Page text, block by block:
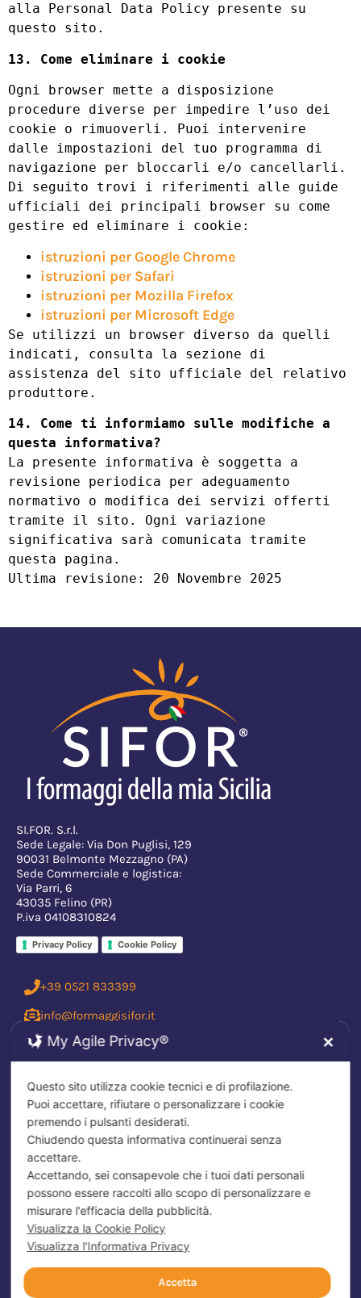
alla Personal Data Policy presente su
questo sito.
13. Come eliminare i cookie
Ogni browser mette a disposizione
procedure diverse per impedire l’uso dei
cookie o rimuoverli. Puoi intervenire
dalle impostazioni del tuo programma di
navigazione per bloccarli e/o cancellarli.
Di seguito trovi i riferimenti alle guide
ufficiali dei principali browser su come
gestire ed eliminare i cookie:
istruzioni per Google Chrome
istruzioni per Safari
istruzioni per Mozilla Firefox
istruzioni per Microsoft Edge
Se utilizzi un browser diverso da quelli
indicati, consulta la sezione di
assistenza del sito ufficiale del relativo
produttore.
14. Come ti informiamo sulle modifiche a
questa informativa?
La presente informativa è soggetta a
revisione periodica per adeguamento
normativo o modifica dei servizi offerti
tramite il sito. Ogni variazione
significativa sarà comunicata tramite
questa pagina.
Ultima revisione: 20 Novembre 2025
SI.FOR. S.r.l.
Sede Legale: Via Don Puglisi, 129
90031 Belmonte Mezzagno (PA)
Sede Commerciale e logistica:
Via Parri, 6
43035 Felino (PR)
P.iva 04108310824
Privacy Policy Cookie Policy
+39 0521 833399
info@formaggisifor.it
Sifor_srl
SIFOR Formaggi Siciliani
My Agile Privacy® ✕
Questo sito utilizza cookie tecnici e di profilazione.
Puoi accettare, rifiutare o personalizzare i cookie
premendo i pulsanti desiderati.
Chiudendo questa informativa continuerai senza
accettare.
Accettando, sei consapevole che i tuoi dati personali
possono essere raccolti allo scopo di personalizzare e
misurare l'efficacia della pubblicità.
Visualizza la Cookie Policy
Visualizza l'Informativa Privacy
Accetta